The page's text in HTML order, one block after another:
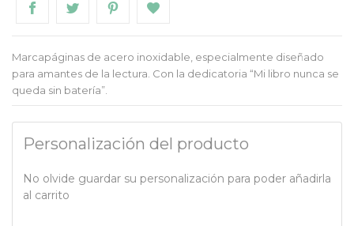
Marcapáginas de acero inoxidable, especialmente diseñado
para amantes de la lectura. Con la dedicatoria “Mi libro nunca se
queda sin batería”.
Personalización del producto
No olvide guardar su personalización para poder añadirla
al carrito